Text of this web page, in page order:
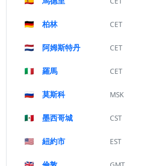
🇩🇪 柏林 CET
🇳🇱 阿姆斯特丹 CET
🇮🇹 羅馬 CET
🇷🇺 莫斯科 MSK
🇲🇽 墨西哥城 CST
🇺🇸 紐約市 EST